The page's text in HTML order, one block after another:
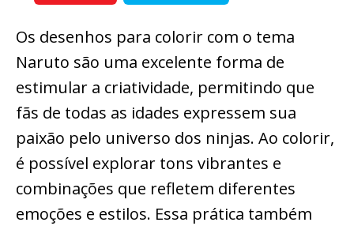
Os desenhos para colorir com o tema
Naruto são uma excelente forma de
estimular a criatividade, permitindo que
fãs de todas as idades expressem sua
paixão pelo universo dos ninjas. Ao colorir,
é possível explorar tons vibrantes e
combinações que refletem diferentes
emoções e estilos. Essa prática também